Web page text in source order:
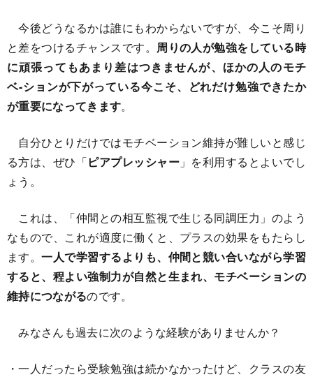
今後どうなるかは誰にもわからないですが、今こそ周り
と差をつけるチャンスです。 周りの人が勉強をしている時
に頑張ってもあまり差はつきませんが、ほかの人のモチ
ベ-ションが下がっている今こそ、どれだけ勉強できたか
が重要になってきます。
自分ひとりだけではモチベーション維持が難しいと感じ
る方は、ぜひ「ピアプレッシャー 」を利用するとよいでし
ょう。
これは、「仲間との相互監視で生じる同調圧力」のよう
なもので、これが適度に働くと、プラスの効果をもたらし
ます。一人で学習するよりも、仲間と競い合いながら学習
すると、程よい強制力が自然と生まれ、モチベーションの
維持につながるのです。
みなさんも過去に次のような経験がありませんか？
・一人だったら受験勉強は続かなかったけど、クラスの友